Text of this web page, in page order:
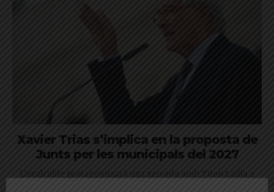
Xavier Trias s’implica en la proposta de
Junts per les municipals del 2027
L'exalcalde protagonitzarà una xerrada amb Titon Lailla a